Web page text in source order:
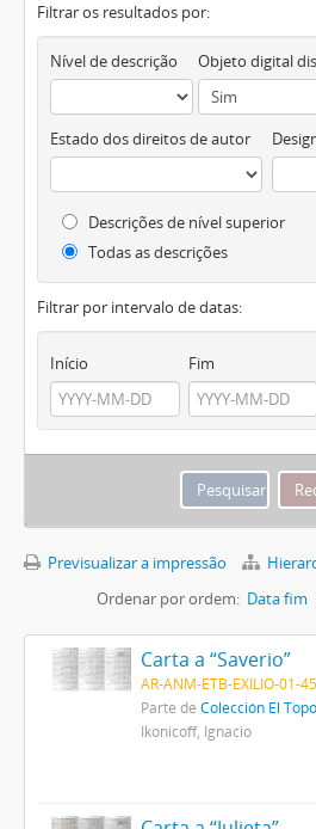
Filtrar os resultados por:
Nível de descrição
Estado dos direitos de autor
Descrições de nível superior
Todas as descrições
Filtrar por intervalo de datas:
Início Fim
Previsualizar a impressão
Ordenar por ordem: Data fim
Carta a “Saverio”
AR-ANM-ETB-EXILIO-01-45
Parte de Colección El
Ikonicoff, Ignacio